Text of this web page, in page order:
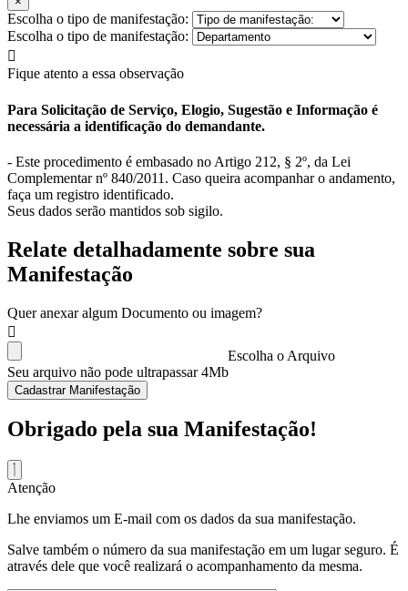
Escolha o tipo de manifestação:
Escolha o tipo de manifestação:
Fique atento a essa observação
Para Solicitação de Serviço, Elogio, Sugestão e Informação é
necessária a identificação do demandante.
- Este procedimento é embasado no Artigo 212, § 2º, da Lei
Complementar nº 840/2011. Caso queira acompanhar o andamento,
faça um registro identificado.
Seus dados serão mantidos sob sigilo.
Relate detalhadamente sobre sua
Manifestação
Quer anexar algum Documento ou imagem?
Escolha o Arquivo
Seu arquivo não pode ultrapassar 4Mb
Cadastrar Manifestação
Obrigado pela sua Manifestação!
Atenção
Lhe enviamos um E-mail com os dados da sua manifestação.
Salve também o número da sua manifestação em um lugar seguro. É
através dele que você realizará o acompanhamento da mesma.